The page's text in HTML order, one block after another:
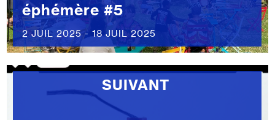
éphémère #5
2 JUIL 2025 - 18 JUIL 2025
SUIVANT